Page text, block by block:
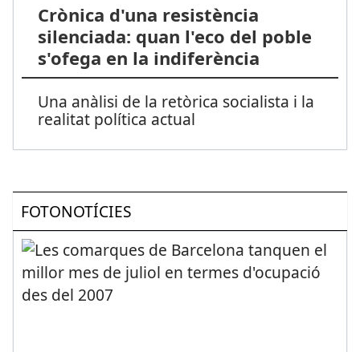
Crònica d'una resistència
silenciada: quan l'eco del poble
s'ofega en la indiferència
Una anàlisi de la retòrica socialista i la
realitat política actual
FOTONOTÍCIES